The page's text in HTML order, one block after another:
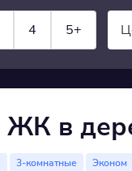
4 5+
ЖК в
3-комнатные Эконом